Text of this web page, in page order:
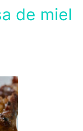
de miel